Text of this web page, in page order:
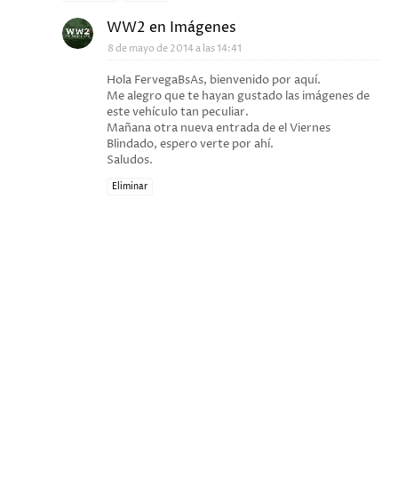
WW2 en Imágenes
8 de mayo de 2014 a las 14:41
Hola FervegaBsAs, bienvenido por aquí.
Me alegro que te hayan gustado las imágenes de
este vehículo tan peculiar.
Mañana otra nueva entrada de el Viernes
Blindado, espero verte por ahí.
Saludos.
Eliminar